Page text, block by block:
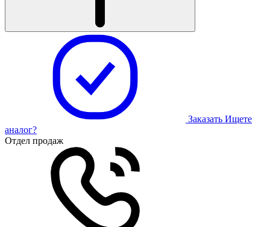
Заказать Ищете
аналог?
Отдел продаж